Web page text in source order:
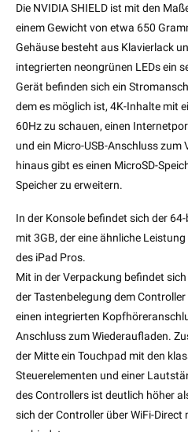
Die NVIDIA SHIELD ist mit den
einem Gewicht von etwa 650
Gehäuse besteht aus Klavierlack
integrierten neongrünen LEDs ein
Gerät befinden sich ein
dem es möglich ist, 4K-Inhalte mit
60Hz zu schauen, einen
und ein Micro-USB-Anschluss zum
hinaus gibt es einen MicroSD-
Speicher zu erweitern.
In der Konsole befindet sich der
mit 3GB, der eine ähnliche
des iPad Pros.
Mit in der Verpackung befindet
der Tastenbelegung dem
einen integrierten
Anschluss zum Wiederaufladen.
der Mitte ein Touchpad mit den
Steuerelementen und einer
des Controllers ist deutlich höher
sich der Controller über WiFi-Direct